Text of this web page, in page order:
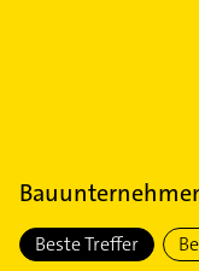
Beste Treffer